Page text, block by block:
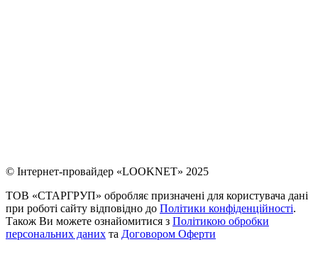
© Інтернет-провайдер «LOOKNET» 2025
ТОВ «СТАРГРУП» обробляє призначені для користувача дані
при роботі сайту відповідно до Політики конфіденційності.
Також Ви можете ознайомитися з Політикою обробки
персональних даних та Договором Оферти